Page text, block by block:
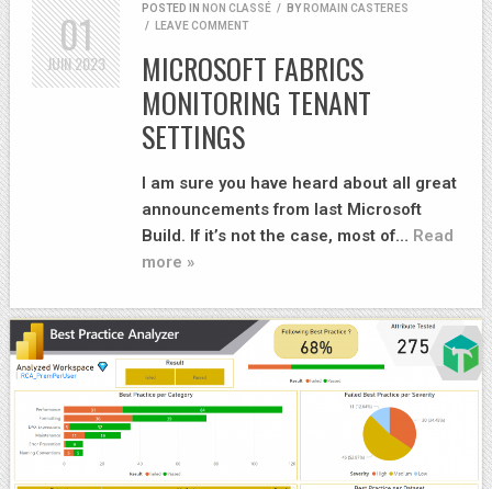
POSTED IN NON CLASSÉ / BY ROMAIN CASTERES
/
LEAVE COMMENT
MICROSOFT FABRICS
MONITORING TENANT
SETTINGS
I am sure you have heard about all great
announcements from last Microsoft
Build. If it’s not the case, most of… Read
more »
01
JUIN2023